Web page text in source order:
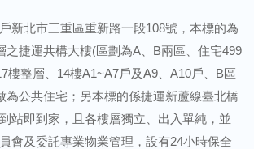
新北市三重區重新路一段108號，本標的為
之捷運共構大樓(區劃為A、B兩區、住宅499
樓整層、14樓A1~A7戶及A9、A10戶、B區
為公共住宅；另本標的係捷運新蘆線臺北橋
站即到家，且各樓層獨立、出入單純，並
會及委託專業物業管理，設有24小時保全